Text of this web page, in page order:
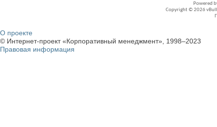
Powered
Copyright © 2026
О проекте
© Интернет-проект «Корпоративный менеджмент», 1998–2023
Правовая информация